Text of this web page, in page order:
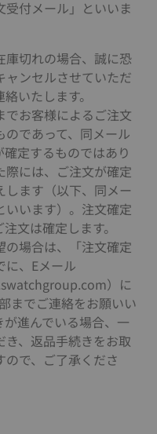
付メール」といいま
庫切れの場合、誠に恐
ャンセルさせていただ
いたします。
でお客様によるご注文
であって、同メール
定するものではあり
際には、ご注文が確定
します（以下、同メー
いいます）。注文確定
文は確定します。
の場合は、「注文確定
に、Eメール
）に
までご連絡をお願いい
進んでいる場合、一
、返品手続きをお取
ので、ご了承くださ